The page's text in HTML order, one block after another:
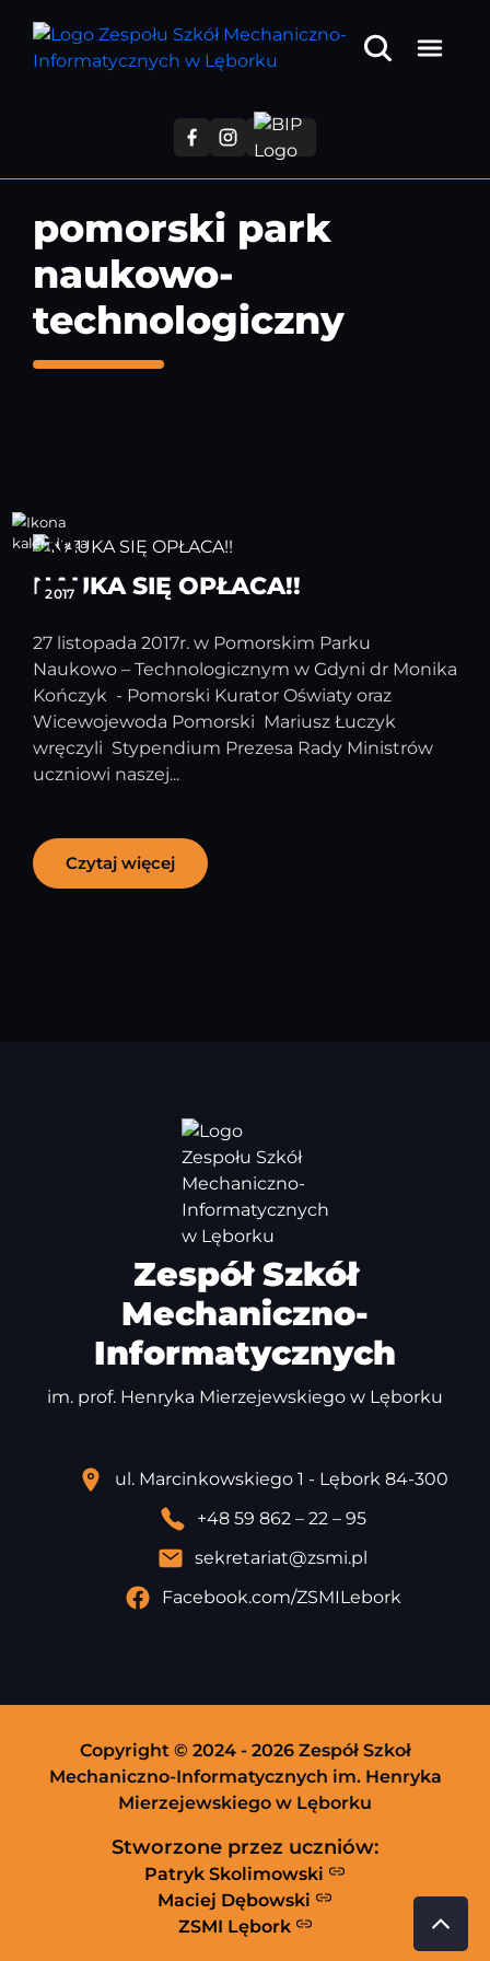
treści
pomorski park
naukowo-
technologiczny
30
2017
NAUKA SIĘ OPŁACA!!
27 listopada 2017r. w Pomorskim Parku
Naukowo – Technologicznym w Gdyni dr Monika
Kończyk - Pomorski Kurator Oświaty oraz
Wicewojewoda Pomorski Mariusz Łuczyk
wręczyli Stypendium Prezesa Rady Ministrów
uczniowi naszej...
Czytaj więcej
Zespół Szkół
Mechaniczno-
Informatycznych
im. prof. Henryka Mierzejewskiego w Lęborku
ul. Marcinkowskiego 1 - Lębork 84-300
+48 59 862 – 22 – 95
sekretariat@zsmi.pl
Facebook.com/ZSMILebork
Copyright © 2024 - 2026 Zespół Szkoł
Mechaniczno-Informatycznych im. Henryka
Mierzejewskiego w Lęborku
Stworzone przez uczniów:
Patryk Skolimowski
Maciej Dębowski
ZSMI Lębork